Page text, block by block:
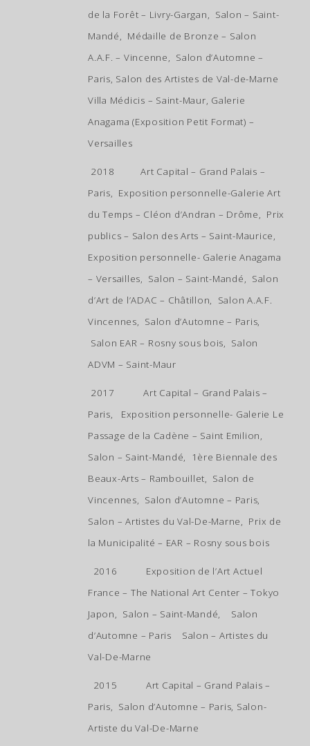
de la Forêt – Livry-Gargan, Salon – Saint-
Mandé, Médaille de Bronze – Salon
A.A.F. – Vincenne, Salon d’Automne –
Paris, Salon des Artistes de Val-de-Marne
Villa Médicis – Saint-Maur, Galerie
Anagama (Exposition Petit Format) –
Versailles
2018 Art Capital – Grand Palais –
Paris, Exposition personnelle-Galerie Art
du Temps – Cléon d’Andran – Drôme, Prix
publics – Salon des Arts – Saint-Maurice,
Exposition personnelle- Galerie Anagama
– Versailles, Salon – Saint-Mandé, Salon
d’Art de l’ADAC – Châtillon, Salon A.A.F.
Vincennes, Salon d’Automne – Paris,
Salon EAR – Rosny sous bois, Salon
ADVM – Saint-Maur
2017 Art Capital – Grand Palais –
Paris, Exposition personnelle- Galerie Le
Passage de la Cadène – Saint Emilion,
Salon – Saint-Mandé, 1ère Biennale des
Beaux-Arts – Rambouillet, Salon de
Vincennes, Salon d’Automne – Paris,
Salon – Artistes du Val-De-Marne, Prix de
la Municipalité – EAR – Rosny sous bois
2016 Exposition de l’Art Actuel
France – The National Art Center – Tokyo
Japon, Salon – Saint-Mandé, Salon
d’Automne – Paris Salon – Artistes du
Val-De-Marne
2015 Art Capital – Grand Palais –
Paris, Salon d’Automne – Paris, Salon-
Artiste du Val-De-Marne